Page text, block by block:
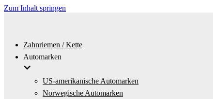
Zum Inhalt springen
Zahnriemen / Kette
Automarken
US-amerikanische Automarken
Norwegische Automarken